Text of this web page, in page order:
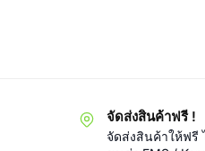
จัดส่งสินค้าฟรี !
จัดส่งสินค้าให้ฟรี